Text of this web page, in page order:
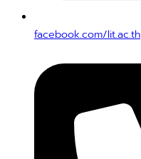
facebook.com/lit.ac.th